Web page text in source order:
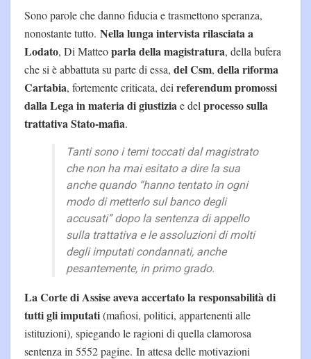
Sono parole che danno fiducia e trasmettono speranza,
nonostante tutto. Nella lunga intervista rilasciata a
Lodato, Di Matteoparla della magistratura, della bufera
che si è abbattuta su parte di essa, del Csm, della riforma
Cartabia, fortemente criticata, dei referendum promossi
dalla Lega in materia di giustiziae del processo sulla
trattativa Stato-mafia.
Tanti sono i temi toccati dal magistrato
che non ha mai esitato a dire la sua
anche quando “hanno tentato in ogni
modo di metterlo sul banco degli
accusati” dopo la sentenza di appello
sulla trattativa e le assoluzioni di molti
degli imputati condannati, anche
pesantemente, in primo grado.
La Corte di Assise aveva accertato la responsabilità di
tutti gli imputati(mafiosi, politici, appartenenti alle
istituzioni), spiegando le ragioni di quella clamorosa
sentenza in 5552 pagine. In attesa delle motivazioni